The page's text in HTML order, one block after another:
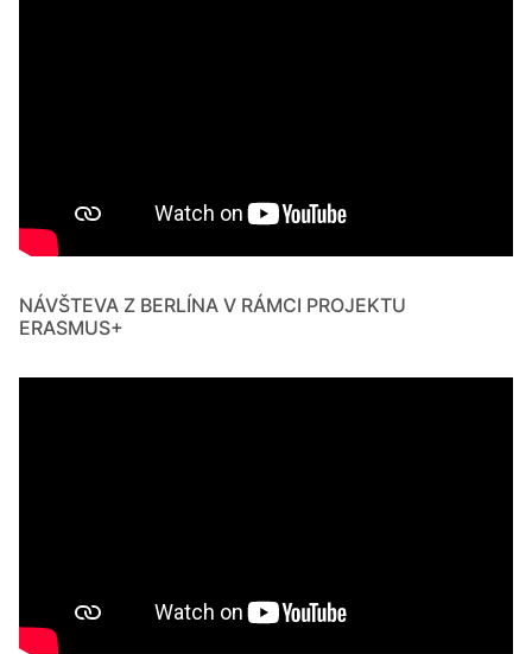
NÁVŠTEVA Z BERLÍNA V RÁMCI PROJEKTU
ERASMUS+